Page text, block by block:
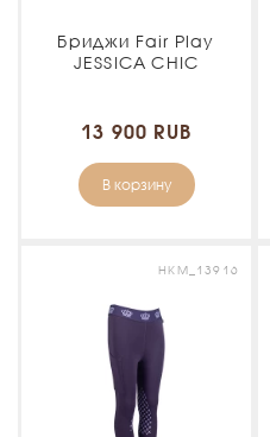
Бриджи Fair Play
JESSICA CHIC
13 900 RUB
В корзину
HKM_13916